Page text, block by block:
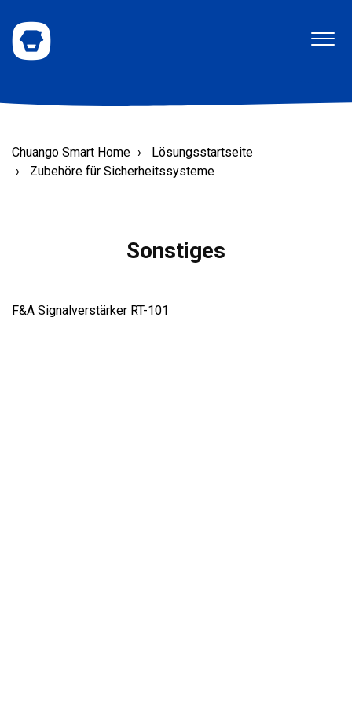
Chuango Smart Home
Lösungsstartseite
Zubehöre für Sicherheitssysteme
Sonstiges
F&A Signalverstärker RT-101